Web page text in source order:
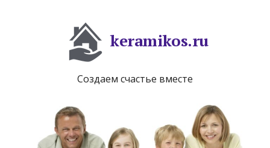
keramikos.ru
Создаем счастье вместе